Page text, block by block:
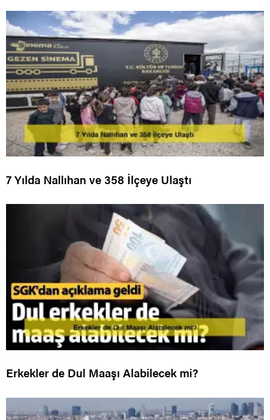
7 Yılda Nallıhan ve 358 İlçeye Ulaştı
Erkekler de Dul Maaşı Alabilecek mi?